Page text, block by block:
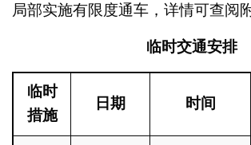
局部实施有限度通车，详情可查阅附
临时交通安排
临时
措施
日期 时间